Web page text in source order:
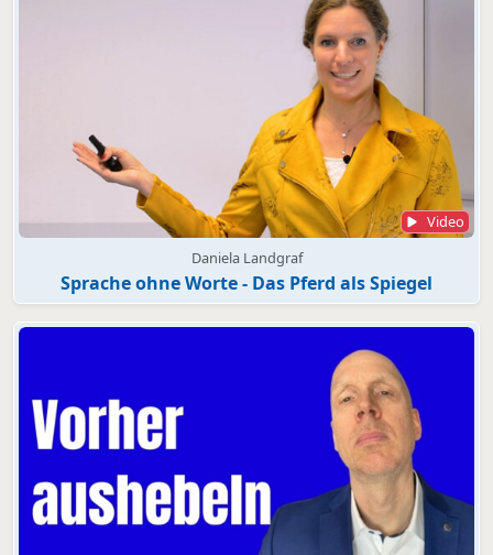
Video
Daniela Landgraf
Sprache ohne Worte - Das Pferd als Spiegel